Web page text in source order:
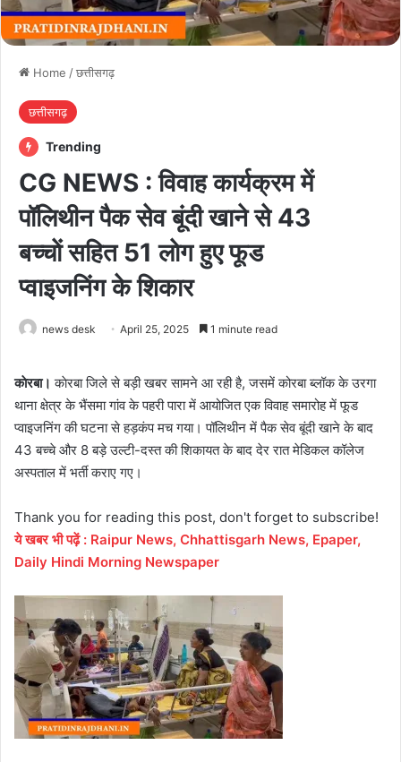
Home /छत्तीसगढ़
छत्तीसगढ़
Trending
CG NEWS : विवाह कार्यक्रम में
पॉलिथीन पैक सेव बूंदी खाने से 43
बच्चाें सहित 51 लाेग हुए फूड
प्वाइजनिंग के शिकार
news desk April 25, 2025 1 minute read
काेरबा। काेरबा जिले से बड़ी खबर सामने आ रही है, जसमें कोरबा ब्लॉक के उरगा
थाना क्षेत्र के भैंसमा गांव के पहरी पारा में आयोजित एक विवाह समारोह में फूड
प्वाइजनिंग की घटना से हड़कंप मच गया। पॉलिथीन में पैक सेव बूंदी खाने के बाद
43 बच्चे और 8 बड़े उल्टी-दस्त की शिकायत के बाद देर रात मेडिकल कॉलेज
अस्पताल में भर्ती कराए गए।
Thank you for reading this post, don't forget to subscribe!
ये खबर भी पढ़ें: Raipur News, Chhattisgarh News, Epaper,
Daily Hindi Morning Newspaper